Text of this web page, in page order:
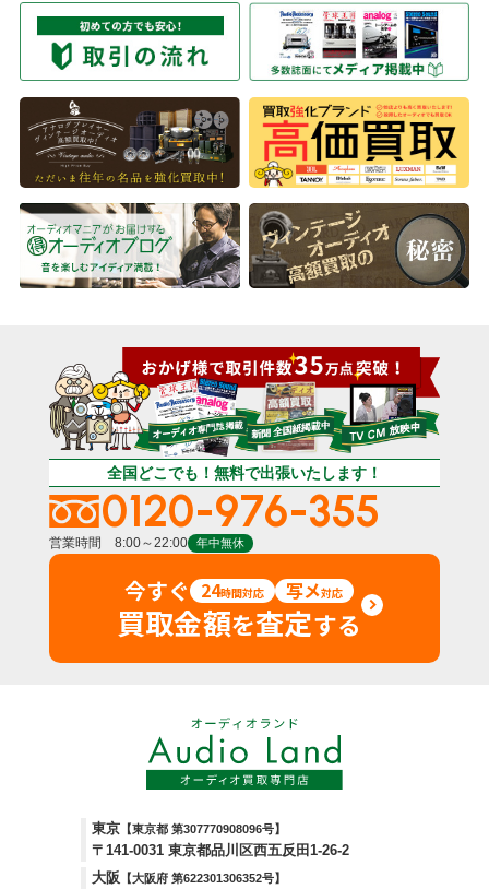
全国どこでも！無料で出張いたします！
0120-976-355
営業時間 8:00～22:00 年中無休
今すぐ 24時間対応 写メ対応
買取金額を査定する
東京 【東京都 第307770908096号】
〒141-0031 東京都品川区西五反田1-26-2
大阪
【大阪府 第622301306352号】